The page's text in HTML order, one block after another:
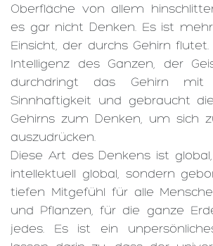
Oberfläche von allem
es gar nicht Denken. Es ist
Einsicht, der durchs Gehirn flutet.
Intelligenz des Ganzen, der
durchdringt das Gehirn mit
Sinnhaftigkeit und gebraucht
Gehirns zum Denken, um sich
auszudrücken.
Diese Art des Denkens ist
intellektuell global, sondern
tiefen Mitgefühl für alle
und Pflanzen, für die ganze
jedes. Es ist ein